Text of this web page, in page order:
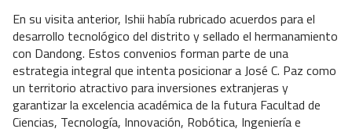
En su visita anterior, Ishii había rubricado acuerdos para el
desarrollo tecnológico del distrito y sellado el hermanamiento
con Dandong. Estos convenios forman parte de una
estrategia integral que intenta posicionar a José C. Paz como
un territorio atractivo para inversiones extranjeras y
garantizar la excelencia académica de la futura Facultad de
Ciencias, Tecnología, Innovación, Robótica, Ingeniería e